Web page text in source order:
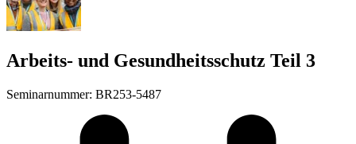
Arbeits- und Gesundheitsschutz Teil 3
Seminarnummer: BR253-5487